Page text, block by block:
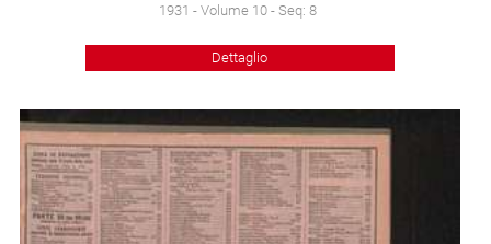
1931 - Volume 10 - Seq: 8
Dettaglio